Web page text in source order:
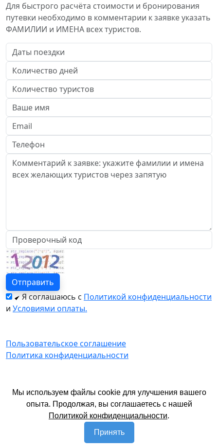
Для быстрого расчёта стоимости и бронирования
путевки необходимо в комментарии к заявке указать
ФАМИЛИИ и ИМЕНА всех туристов.
Я соглашаюсь с Политикой конфиденциальности
и Условиями оплаты.
Пользовательское соглашение
Политика конфиденциальности
© 2026 год. Официальный сайт Екатурс.
Имеются противопоказания. Необходима
консультация специалиста.
Мы используем файлы cookie для улучшения вашего
опыта. Продолжая, вы соглашаетесь с нашей
Политикой конфиденциальности.
Принять